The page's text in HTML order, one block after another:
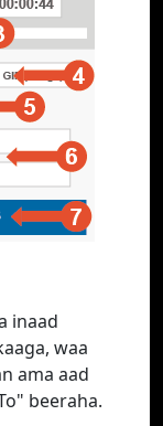
inaad
waa
ama aad
beeraha.